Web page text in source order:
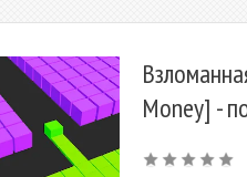
Money] -